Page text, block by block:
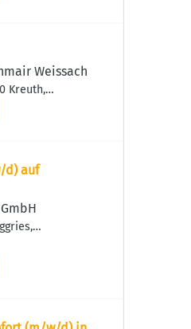
Weissach
Kreuth,
d) auf